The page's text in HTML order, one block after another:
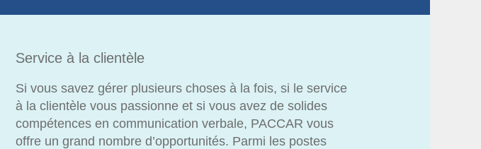
Service à la clientèle
Si vous savez gérer plusieurs choses à la fois, si le service
à la clientèle vous passionne et si vous avez de solides
compétences en communication verbale, PACCAR vous
offre un grand nombre d’opportunités. Parmi les postes